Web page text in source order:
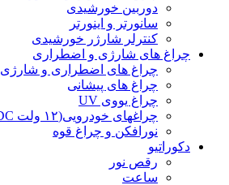
دوربین خورشیدی
سانورتر و اینورتر
کنترلر شارژر خورشیدی
چراغ های شارژی و اضطراری
چراغ های اضطراری و شارژی
چراغ های پیشانی
چراغ یووی UV
چراغهای خودرویی(۱۲ ولت DC)
نورافکن و چراغ قوه
دکوراتیو
رقص نور
ساعت